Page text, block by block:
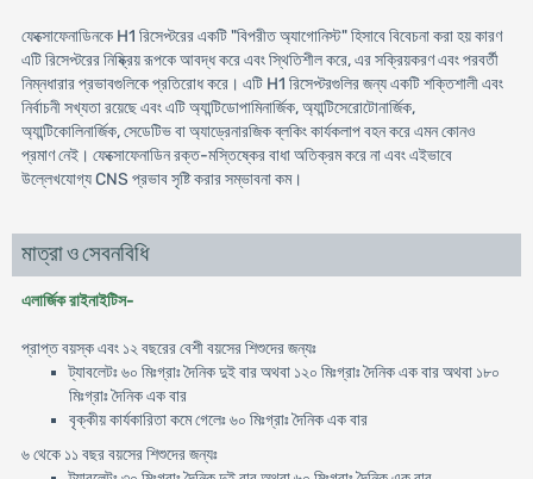
ফেক্সোফেনাডিনকে H1 রিসেপ্টরের একটি "বিপরীত অ্যাগোনিস্ট" হিসাবে বিবেচনা করা হয় কারণ
এটি রিসেপ্টরের নিষ্ক্রিয় রূপকে আবদ্ধ করে এবং স্থিতিশীল করে, এর সক্রিয়করণ এবং পরবর্তী
নিম্নধারার প্রভাবগুলিকে প্রতিরোধ করে। এটি H1 রিসেপ্টরগুলির জন্য একটি শক্তিশালী এবং
নির্বাচনী সখ্যতা রয়েছে এবং এটি অ্যান্টিডোপামিনার্জিক, অ্যান্টিসেরোটোনার্জিক,
অ্যান্টিকোলিনার্জিক, সেডেটিভ বা অ্যাড্রেনারজিক ব্লকিং কার্যকলাপ বহন করে এমন কোনও
প্রমাণ নেই। ফেক্সোফেনাডিন রক্ত-মস্তিষ্কের বাধা অতিক্রম করে না এবং এইভাবে
উল্লেখযোগ্য CNS প্রভাব সৃষ্টি করার সম্ভাবনা কম।
মাত্রা ও সেবনবিধি
এলার্জিক রাইনাইটিস-
প্রাপ্ত বয়স্ক এবং ১২ বছরের বেশী বয়সের শিশুদের জন্যঃ
ট্যাবলেটঃ ৬০ মিঃগ্রাঃ দৈনিক দুই বার অথবা ১২০ মিঃগ্রাঃ দৈনিক এক বার অথবা ১৮০
মিঃগ্রাঃ দৈনিক এক বার
বৃক্কীয় কার্যকারিতা কমে গেলেঃ ৬০ মিঃগ্রাঃ দৈনিক এক বার
৬ থেকে ১১ বছর বয়সের শিশুদের জন্যঃ